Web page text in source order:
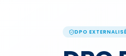
DPO EXTERNALISÉ